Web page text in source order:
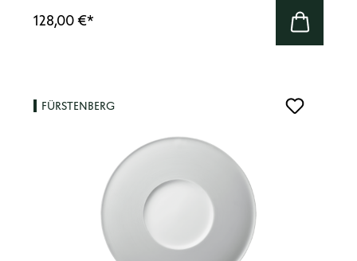
128,00 €*
FÜRSTENBERG